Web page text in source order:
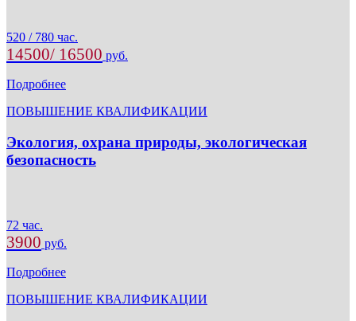
520 / 780 час.
14500/ 16500 руб.
Подробнее
ПОВЫШЕНИЕ КВАЛИФИКАЦИИ
Экология, охрана природы, экологическая
безопасность
72 час.
3900 руб.
Подробнее
ПОВЫШЕНИЕ КВАЛИФИКАЦИИ